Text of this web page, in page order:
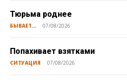
Тюрьма роднее
БЫВАЕТ... 07/08/2026
Попахивает взятками
СИТУАЦИЯ 07/08/2026